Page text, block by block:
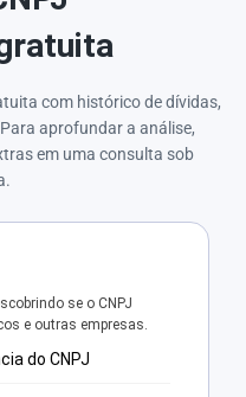
com histórico de dívidas,
aprofundar a análise,
em uma consulta sob
se o CNPJ
e outras empresas.
do CNPJ